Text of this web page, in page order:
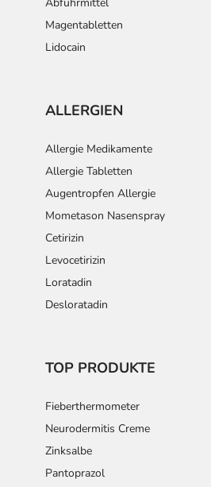
Abführmittel
Magentabletten
Lidocain
ALLERGIEN
Allergie Medikamente
Allergie Tabletten
Augentropfen Allergie
Mometason Nasenspray
Cetirizin
Levocetirizin
Loratadin
Desloratadin
TOP PRODUKTE
Fieberthermometer
Neurodermitis Creme
Zinksalbe
Pantoprazol